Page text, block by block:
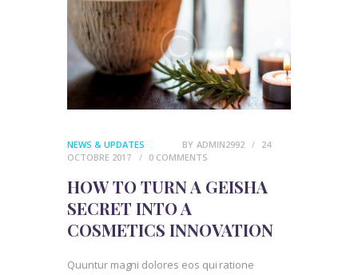
NEWS & UPDATES BY ADMIN2992
24
OCTOBRE 2017
0 COMMENTS
HOW TO TURN A GEISHA
SECRET INTO A
COSMETICS INNOVATION
Quuntur magni dolores eos qui ratione